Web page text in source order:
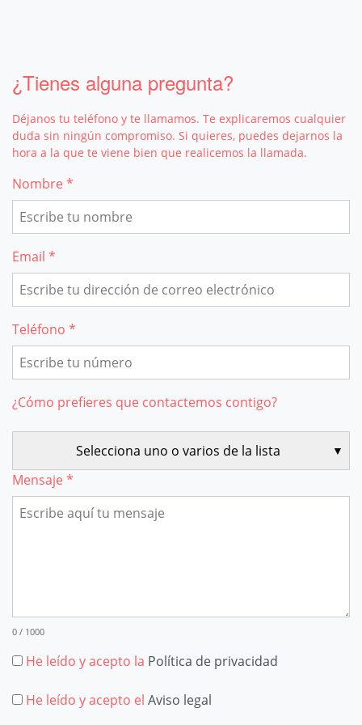
¿Tienes alguna pregunta?
Déjanos tu teléfono y te llamamos. Te explicaremos cualquier
duda sin ningún compromiso. Si quieres, puedes dejarnos la
hora a la que te viene bien que realicemos la llamada.
Nombre *
Email *
Teléfono *
¿Cómo prefieres que contactemos contigo?
Selecciona uno o varios de la lista
Mensaje *
0 / 1000
He leído y acepto la Política de privacidad
He leído y acepto el Aviso legal